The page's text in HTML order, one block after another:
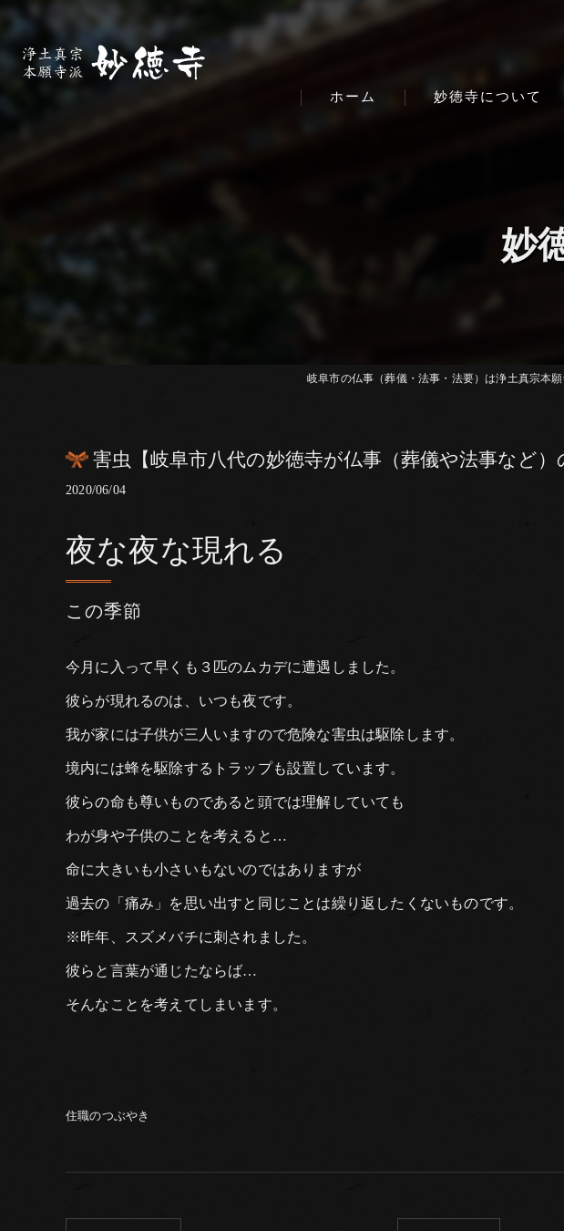
ホーム 妙徳寺について
妙
岐阜市の仏事（葬儀・法事・法要）は浄土真宗本
害虫【岐阜市八代の妙徳寺が仏事（葬儀や法事など）
2020/06/04
この季節
夜な夜な現れる
今月に入って早くも３匹のムカデに遭遇しました。
彼らが現れるのは、いつも夜です。
我が家には子供が三人いますので危険な害虫は駆除します。
境内には蜂を駆除するトラップも設置しています。
彼らの命も尊いものであると頭では理解していても
わが身や子供のことを考えると…
命に大きいも小さいもないのではありますが
過去の「痛み」を思い出すと同じことは繰り返したくないものです。
※昨年、スズメバチに刺されました。
彼らと言葉が通じたならば…
そんなことを考えてしまいます。
住職のつぶやき